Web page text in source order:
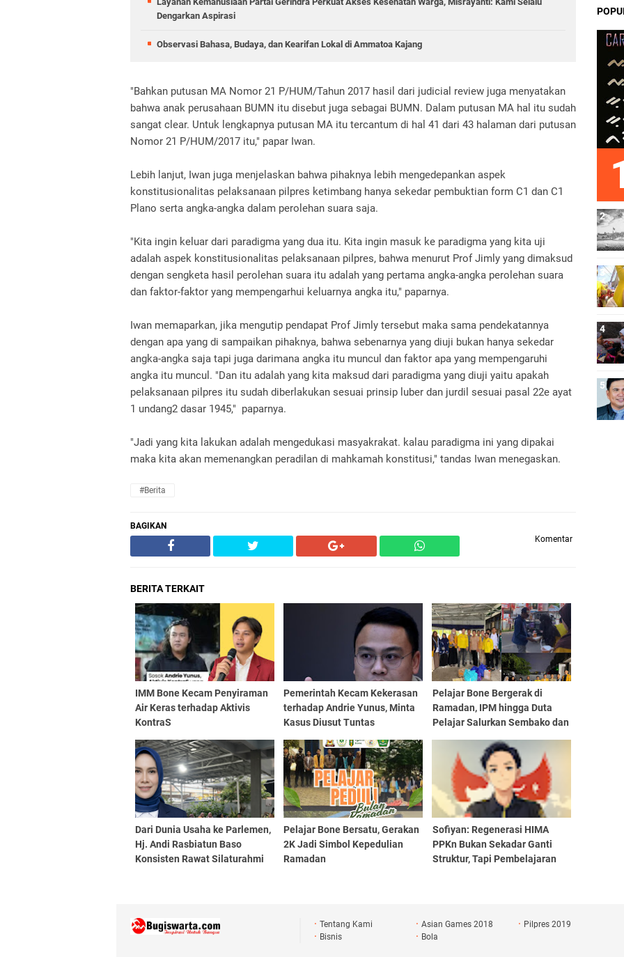
Dengarkan Aspirasi
Observasi Bahasa, Budaya, dan Kearifan Lokal di Ammatoa Kajang
"Bahkan putusan MA Nomor 21 P/HUM/Tahun 2017 hasil dari judicial review juga menyatakan
bahwa anak perusahaan BUMN itu disebut juga sebagai BUMN. Dalam putusan MA hal itu sudah
sangat clear. Untuk lengkapnya putusan MA itu tercantum di hal 41 dari 43 halaman dari putusan
Nomor 21 P/HUM/2017 itu," papar Iwan.
Lebih lanjut, Iwan juga menjelaskan bahwa pihaknya lebih mengedepankan aspek
konstitusionalitas pelaksanaan pilpres ketimbang hanya sekedar pembuktian form C1 dan C1
Plano serta angka-angka dalam perolehan suara saja.
"Kita ingin keluar dari paradigma yang dua itu. Kita ingin masuk ke paradigma yang kita uji
adalah aspek konstitusionalitas pelaksanaan pilpres, bahwa menurut Prof Jimly yang dimaksud
dengan sengketa hasil perolehan suara itu adalah yang pertama angka-angka perolehan suara
dan faktor-faktor yang mempengarhui keluarnya angka itu," paparnya.
Iwan memaparkan, jika mengutip pendapat Prof Jimly tersebut maka sama pendekatannya
dengan apa yang di sampaikan pihaknya, bahwa sebenarnya yang diuji bukan hanya sekedar
angka-angka saja tapi juga darimana angka itu muncul dan faktor apa yang mempengaruhi
angka itu muncul. "Dan itu adalah yang kita maksud dari paradigma yang diuji yaitu apakah
pelaksanaan pilpres itu sudah diberlakukan sesuai prinsip luber dan jurdil sesuai pasal 22e ayat
1 undang2 dasar 1945," paparnya.
"Jadi yang kita lakukan adalah mengedukasi masyakrakat. kalau paradigma ini yang dipakai
maka kita akan memenangkan peradilan di mahkamah konstitusi," tandas Iwan menegaskan.
#Berita
BAGIKAN
Komentar
BERITA TERKAIT
IMM Bone Kecam Penyiraman
Air Keras terhadap Aktivis
KontraS
Pemerintah Kecam Kekerasan
terhadap Andrie Yunus, Minta
Kasus Diusut Tuntas
Pelajar Bone Bergerak di
Ramadan, IPM hingga Duta
Pelajar Salurkan Sembako dan
Dari Dunia Usaha ke Parlemen,
Hj. Andi Rasbiatun Baso
Konsisten Rawat Silaturahmi
Pelajar Bone Bersatu, Gerakan
2K Jadi Simbol Kepedulian
Ramadan
Sofiyan: Regenerasi HIMA
PPKn Bukan Sekadar Ganti
Struktur, Tapi Pembelajaran
Tentang Kami Asian Games 2018
Pilpres 2019
Bisnis
Bola